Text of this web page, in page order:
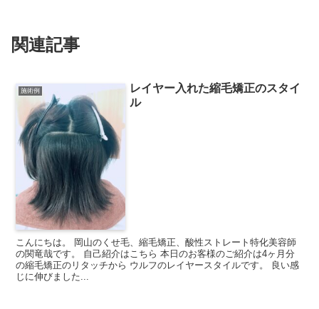
関連記事
施術例
レイヤー入れた縮毛矯正のスタイ
ル
こんにちは。 岡山のくせ毛、縮毛矯正、酸性ストレート特化美容師
の関竜哉です。 自己紹介はこちら 本日のお客様のご紹介は4ヶ月分
の縮毛矯正のリタッチから ウルフのレイヤースタイルです。 良い感
じに伸びました...